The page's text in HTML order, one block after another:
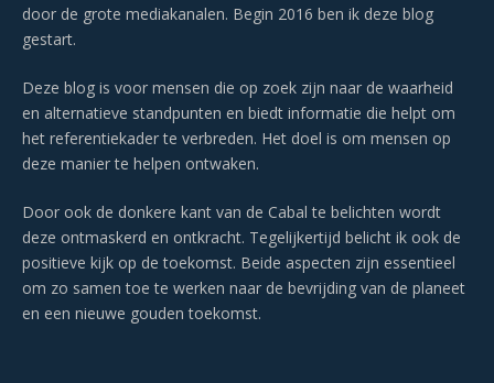
door de grote mediakanalen. Begin 2016 ben ik deze blog
gestart.
Deze blog is voor mensen die op zoek zijn naar de waarheid
en alternatieve standpunten en biedt informatie die helpt om
het referentiekader te verbreden. Het doel is om mensen op
deze manier te helpen ontwaken.
Door ook de donkere kant van de Cabal te belichten wordt
deze ontmaskerd en ontkracht. Tegelijkertijd belicht ik ook de
positieve kijk op de toekomst. Beide aspecten zijn essentieel
om zo samen toe te werken naar de bevrijding van de planeet
en een nieuwe gouden toekomst.